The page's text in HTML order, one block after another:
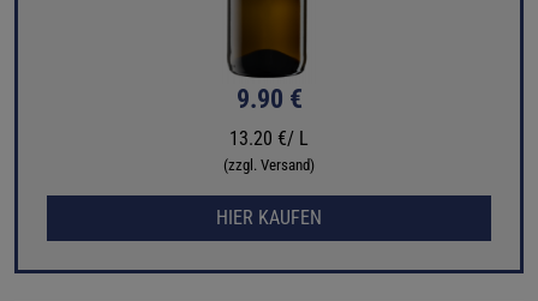
9.90 €
13.20 €/ L
(zzgl. Versand)
HIER KAUFEN